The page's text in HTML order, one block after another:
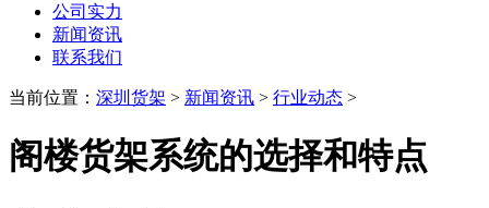
公司实力
新闻资讯
联系我们
当前位置： 深圳货架 > 新闻资讯 > 行业动态 >
阁楼货架系统的选择和特点